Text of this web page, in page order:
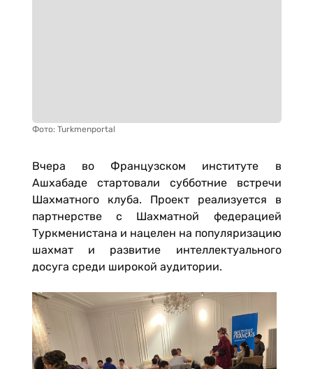
Фото: Turkmenportal
Вчера во Французском институте в
Ашхабаде стартовали субботние встречи
Шахматного клуба. Проект реализуется в
партнерстве с Шахматной федерацией
Туркменистана и нацелен на популяризацию
шахмат и развитие интеллектуального
досуга среди широкой аудитории.